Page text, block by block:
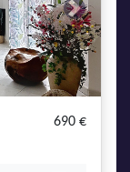
Next
690 €